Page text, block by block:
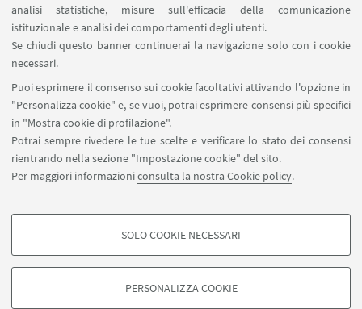
analisi statistiche, misure sull'efficacia della comunicazione
istituzionale e analisi dei comportamenti degli utenti.
Se chiudi questo banner continuerai la navigazione solo con i cookie
necessari.
Puoi esprimere il consenso sui cookie facoltativi attivando l'opzione in
"Personalizza cookie" e, se vuoi, potrai esprimere consensi più specifici
in "Mostra cookie di profilazione".
Potrai sempre rivedere le tue scelte e verificare lo stato dei consensi
rientrando nella sezione "Impostazione cookie" del sito.
Per maggiori informazioniconsulta la nostra Cookie policy.
COOKIE DI PROFILAZIONE - FACOLTATIVI
degli utenti, creare profili in base al loro comportamento sul sito, per analisi
SOLO COOKIE NECESSARI
PERSONALIZZA COOKIE
«
Precedenti
elementi Successivi
12
elementi
»
1 2 3 4 5 6
via Marsala 49, Bologna 40126
progetti.patrimonioculturale@unibo.it